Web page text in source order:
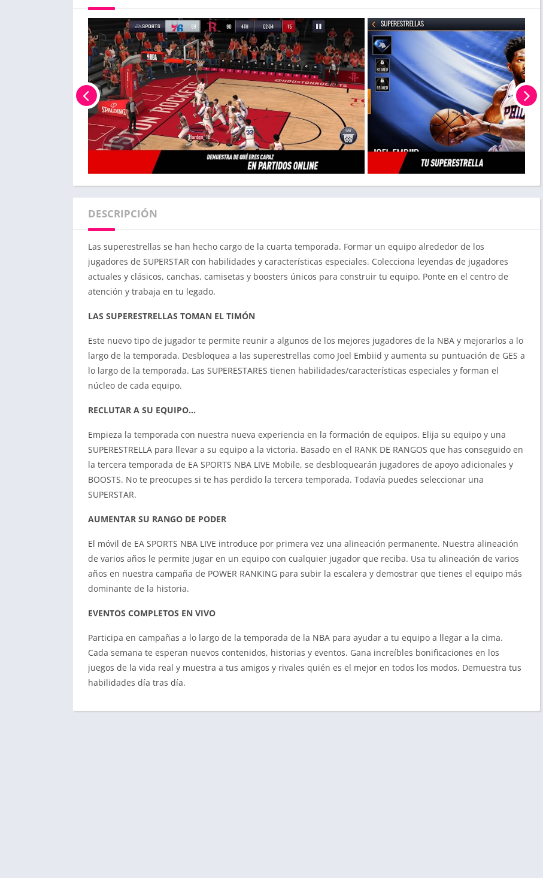
DESCRIPCIÓN
Las superestrellas se han hecho cargo de la cuarta temporada. Formar un equipo alrededor de los
jugadores de SUPERSTAR con habilidades y características especiales. Colecciona leyendas de jugadores
actuales y clásicos, canchas, camisetas y boosters únicos para construir tu equipo. Ponte en el centro de
atención y trabaja en tu legado.
LAS SUPERESTRELLAS TOMAN EL TIMÓN
Este nuevo tipo de jugador te permite reunir a algunos de los mejores jugadores de la NBA y mejorarlos a lo
largo de la temporada. Desbloquea a las superestrellas como Joel Embiid y aumenta su puntuación de GES a
lo largo de la temporada. Las SUPERESTARES tienen habilidades/características especiales y forman el
núcleo de cada equipo.
RECLUTAR A SU EQUIPO…
Empieza la temporada con nuestra nueva experiencia en la formación de equipos. Elija su equipo y una
SUPERESTRELLA para llevar a su equipo a la victoria. Basado en el RANK DE RANGOS que has conseguido en
la tercera temporada de EA SPORTS NBA LIVE Mobile, se desbloquearán jugadores de apoyo adicionales y
BOOSTS. No te preocupes si te has perdido la tercera temporada. Todavía puedes seleccionar una
SUPERSTAR.
AUMENTAR SU RANGO DE PODER
El móvil de EA SPORTS NBA LIVE introduce por primera vez una alineación permanente. Nuestra alineación
de varios años le permite jugar en un equipo con cualquier jugador que reciba. Usa tu alineación de varios
años en nuestra campaña de POWER RANKING para subir la escalera y demostrar que tienes el equipo más
dominante de la historia.
EVENTOS COMPLETOS EN VIVO
Participa en campañas a lo largo de la temporada de la NBA para ayudar a tu equipo a llegar a la cima.
Cada semana te esperan nuevos contenidos, historias y eventos. Gana increíbles bonificaciones en los
juegos de la vida real y muestra a tus amigos y rivales quién es el mejor en todos los modos. Demuestra tus
habilidades día tras día.